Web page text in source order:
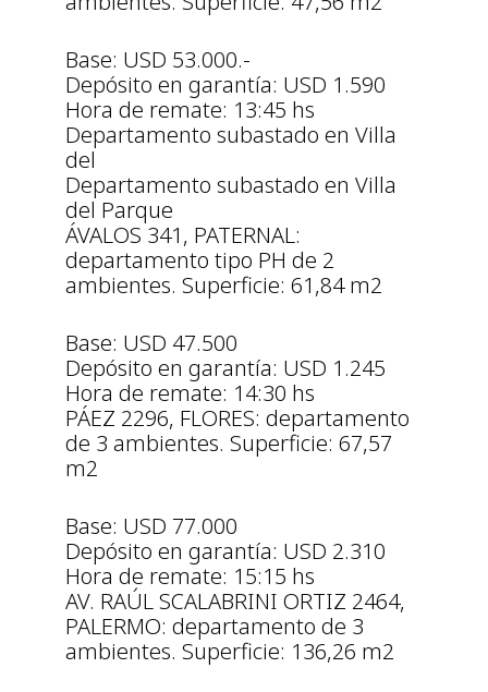
Base: USD 53.000.-
Depósito en garantía: USD 1.590
Hora de remate: 13:45 hs
Departamento subastado en Villa
del
Departamento subastado en Villa
del Parque
ÁVALOS 341, PATERNAL:
departamento tipo PH de 2
ambientes. Superficie: 61,84 m2
Base: USD 47.500
Depósito en garantía: USD 1.245
Hora de remate: 14:30 hs
PÁEZ 2296, FLORES: departamento
de 3 ambientes. Superficie: 67,57
m2
Base: USD 77.000
Depósito en garantía: USD 2.310
Hora de remate: 15:15 hs
AV. RAÚL SCALABRINI ORTIZ 2464,
PALERMO: departamento de 3
ambientes. Superficie: 136,26 m2